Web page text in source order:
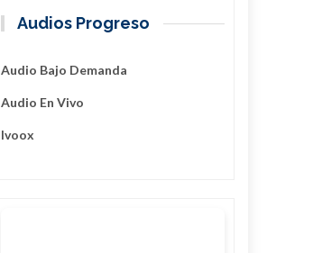
Audios Progreso
Audio Bajo Demanda
Audio En Vivo
Ivoox